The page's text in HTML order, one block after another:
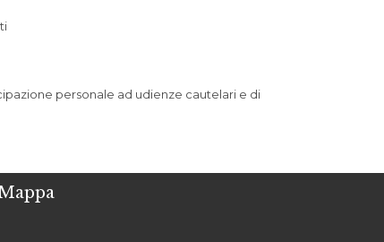
personale ad udienze cautelari e di